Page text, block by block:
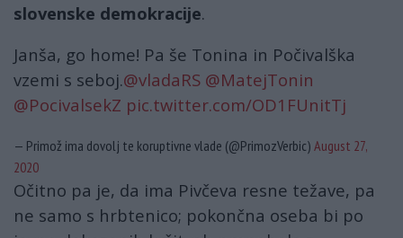
slovenske demokracije.
Janša, go home! Pa še Tonina in Počivalška
vzemi s seboj.@vladaRS @MatejTonin
@PocivalsekZ pic.twitter.com/OD1FUnitTj
— Primož ima dovolj te koruptivne vlade (@PrimozVerbic) August 27,
2020
Očitno pa je, da ima Pivčeva resne težave, pa
ne samo s hrbtenico; pokončna oseba bi po